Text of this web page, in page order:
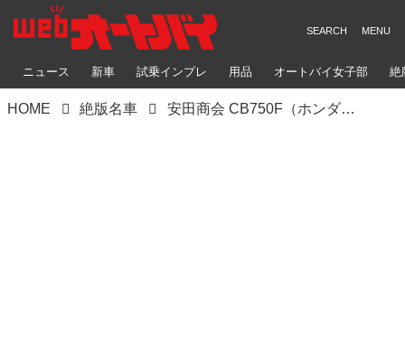
ニュース 新車 試乗インプレ 用品 オートバイ女子部 絶
HOME 絶版名車 安田商会 CB750F（ホンダCB750F）ポイントを抑えてレストアし純正新車に近くする【Heritage&Legends】